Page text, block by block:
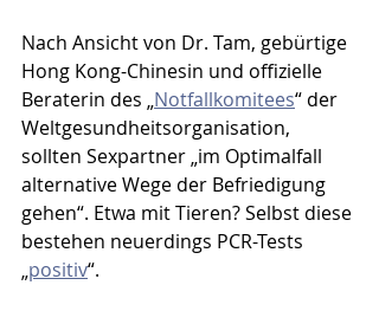
Nach Ansicht von Dr. Tam, gebürtige
Hong Kong-Chinesin und offizielle
Beraterin des „Notfallkomitees“ der
Weltgesundheitsorganisation,
sollten Sexpartner „im Optimalfall
alternative Wege der Befriedigung
gehen“. Etwa mit Tieren? Selbst diese
bestehen neuerdings PCR-Tests
„positiv“.